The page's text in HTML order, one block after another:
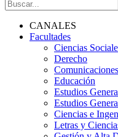
CANALES
Facultades
Ciencias
Derecho
Comunicaciones
Educación
Estudios
Estudios
Ciencias e
Letras y